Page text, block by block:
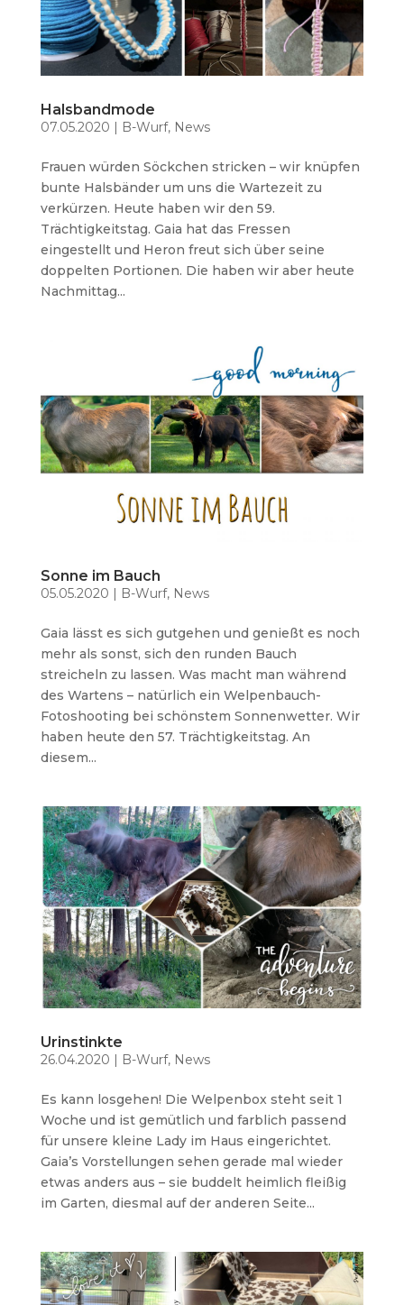
Halsbandmode
07.05.2020 | B-Wurf, News
Frauen würden Söckchen stricken – wir knüpfen
bunte Halsbänder um uns die Wartezeit zu
verkürzen. Heute haben wir den 59.
Trächtigkeitstag. Gaia hat das Fressen
eingestellt und Heron freut sich über seine
doppelten Portionen. Die haben wir aber heute
Nachmittag...
Sonne im Bauch
05.05.2020 | B-Wurf, News
Gaia lässt es sich gutgehen und genießt es noch
mehr als sonst, sich den runden Bauch
streicheln zu lassen. Was macht man während
des Wartens – natürlich ein Welpenbauch-
Fotoshooting bei schönstem Sonnenwetter. Wir
haben heute den 57. Trächtigkeitstag. An
diesem...
Urinstinkte
26.04.2020 | B-Wurf, News
Es kann losgehen! Die Welpenbox steht seit 1
Woche und ist gemütlich und farblich passend
für unsere kleine Lady im Haus eingerichtet.
Gaia’s Vorstellungen sehen gerade mal wieder
etwas anders aus – sie buddelt heimlich fleißig
im Garten, diesmal auf der anderen Seite...